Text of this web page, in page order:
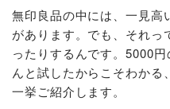
無印良品の中には、一見高
があります。でも、それっ
ったりするんです。5000
んと試したからこそわかる
一挙ご紹介します。